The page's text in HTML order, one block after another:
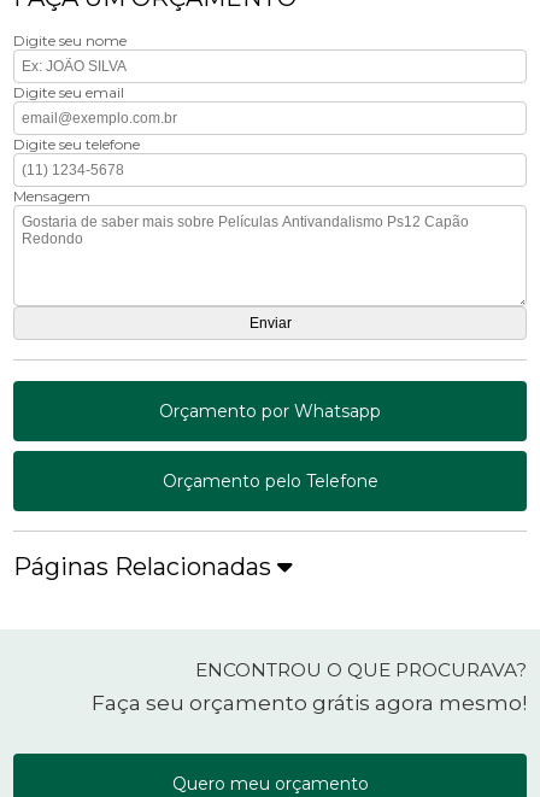
Digite seu nome
Digite seu email
Digite seu telefone
Mensagem
Orçamento por Whatsapp
Orçamento pelo Telefone
Páginas Relacionadas
ENCONTROU O QUE PROCURAVA?
Faça seu orçamento grátis agora mesmo!
Quero meu orçamento